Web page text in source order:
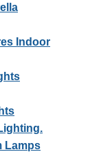
Indoor
Lamps